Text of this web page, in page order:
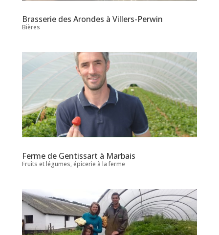
Brasserie des Arondes à Villers-Perwin
Bières
Ferme de Gentissart à Marbais
Fruits et légumes, épicerie à la ferme